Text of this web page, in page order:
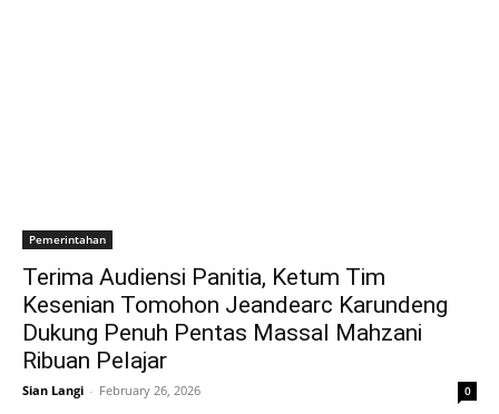
Pemerintahan
Terima Audiensi Panitia, Ketum Tim
Kesenian Tomohon Jeandearc Karundeng
Dukung Penuh Pentas Massal Mahzani
Ribuan Pelajar
Sian Langi - February 26, 2026 0